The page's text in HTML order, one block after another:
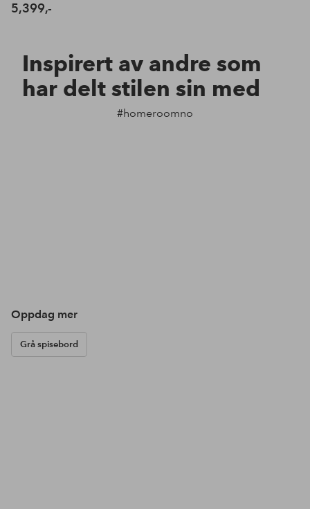
5,399,-
Inspirert av andre som
har delt stilen sin med
#homeroomno
Oppdag mer
Grå spisebord